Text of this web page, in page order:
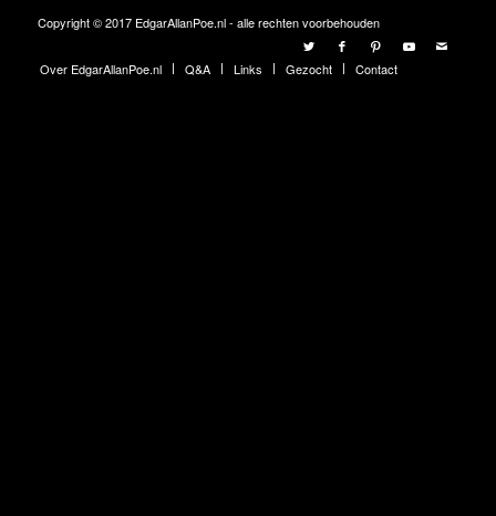
Copyright © 2017 EdgarAllanPoe.nl - alle rechten voorbehouden
Over EdgarAllanPoe.nl Q&A Links Gezocht Contact